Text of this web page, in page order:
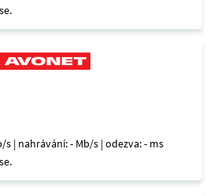
s | nahrávání: - Mb/s | odezva: - ms